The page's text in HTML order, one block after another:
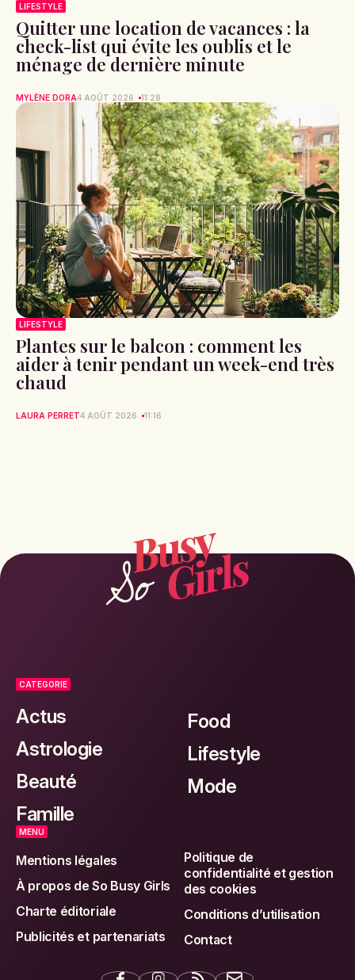
LIFESTYLE
Quitter une location de vacances : la
check-list qui évite les oublis et le
ménage de dernière minute
MYLÈNE DORA4 AOÛT 2026 11:28
LIFESTYLE
Plantes sur le balcon : comment les
aider à tenir pendant un week-end très
chaud
LAURA PERRET4 AOÛT 2026 11:16
CATEGORIE
Actus
Astrologie
Beauté
Famille
Food
Lifestyle
Mode
MENU
Mentions légales
À propos de So Busy Girls
Charte éditoriale
Publicités et partenariats
Politique de
confidentialité et gestion
des cookies
Conditions d’utilisation
Contact